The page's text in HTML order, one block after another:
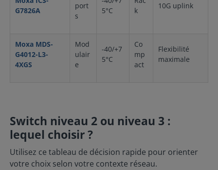
G7826A
port
s
5°C
k
10G uplink
Moxa MDS-
G4012-L3-
4XGS
Mod
ulair
e
-40/+7
5°C
Co
mp
act
Flexibilité
maximale
Switch niveau 2 ou niveau 3 :
lequel choisir ?
Utilisez ce tableau de décision rapide pour orienter
votre choix selon votre contexte réseau.